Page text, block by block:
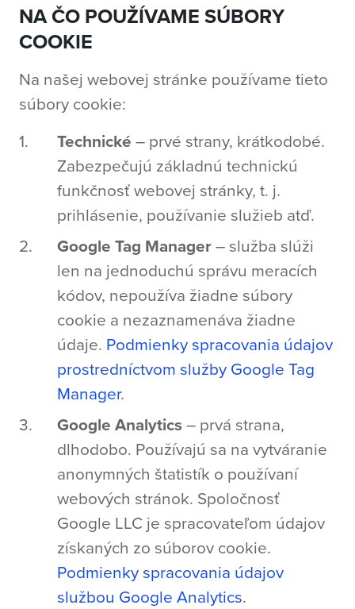
NA ČO POUŽÍVAME SÚBORY
COOKIE
Na našej webovej stránke používame tieto
súbory cookie:
Technické – prvé strany, krátkodobé.
Zabezpečujú základnú technickú
funkčnosť webovej stránky, t. j.
prihlásenie, používanie služieb atď.
Google Tag Manager– služba slúži
len na jednoduchú správu meracích
kódov, nepoužíva žiadne súbory
cookie a nezaznamenáva žiadne
údaje. Podmienky spracovania údajov
prostredníctvom služby Google Tag
Manager.
Google Analytics– prvá strana,
dlhodobo. Používajú sa na vytváranie
anonymných štatistík o používaní
webových stránok. Spoločnosť
Google LLC je spracovateľom údajov
získaných zo súborov cookie.
Podmienky spracovania údajov
službou Google Analytics.